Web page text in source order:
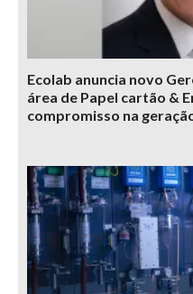
Ecolab anuncia novo
área de Papel cartão &
compromisso na